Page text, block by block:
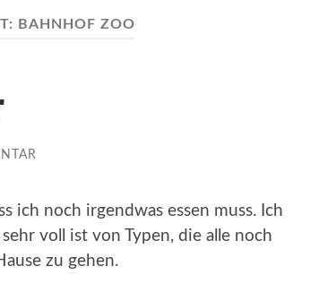
BAHNHOF ZOO
ich noch irgendwas essen muss. Ich
voll ist von Typen, die alle noch
zu gehen.